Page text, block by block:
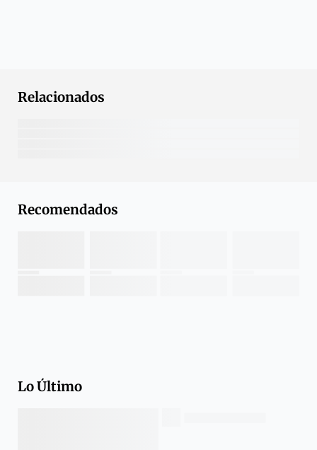
Relacionados
Recomendados
Lo Último